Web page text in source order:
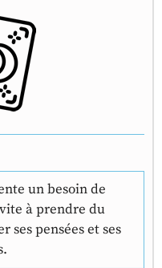
un besoin de
à prendre du
ses pensées et ses